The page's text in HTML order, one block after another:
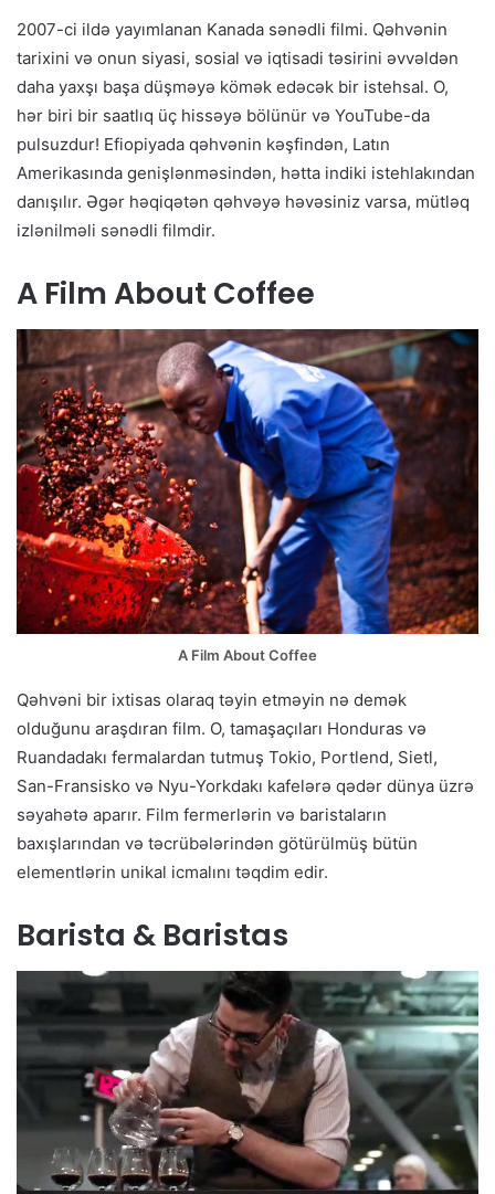
2007-ci ildə yayımlanan Kanada sənədli filmi. Qəhvənin
tarixini və onun siyasi, sosial və iqtisadi təsirini əvvəldən
daha yaxşı başa düşməyə kömək edəcək bir istehsal. O,
hər biri bir saatlıq üç hissəyə bölünür və YouTube-da
pulsuzdur! Efiopiyada qəhvənin kəşfindən, Latın
Amerikasında genişlənməsindən, hətta indiki istehlakından
danışılır. Əgər həqiqətən qəhvəyə həvəsiniz varsa, mütləq
izlənilməli sənədli filmdir.
A Film About Coffee
A Film About Coffee
Qəhvəni bir ixtisas olaraq təyin etməyin nə demək
olduğunu araşdıran film. O, tamaşaçıları Honduras və
Ruandadakı fermalardan tutmuş Tokio, Portlend, Sietl,
San-Fransisko və Nyu-Yorkdakı kafelərə qədər dünya üzrə
səyahətə aparır. Film fermerlərin və baristaların
baxışlarından və təcrübələrindən götürülmüş bütün
elementlərin unikal icmalını təqdim edir.
Barista & Baristas